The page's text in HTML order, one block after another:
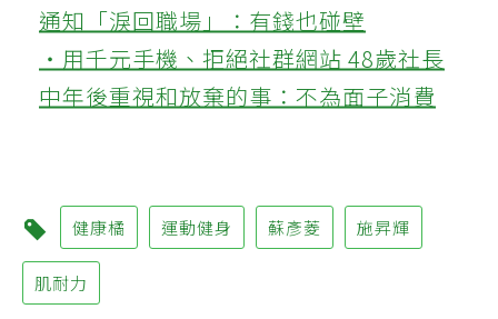
通知「淚回職場」：有錢也碰壁
‧用千元手機、拒絕社群網站 48歲社長
中年後重視和放棄的事：不為面子消費
健康橘 運動健身 蘇彥菱 施昇輝
肌耐力